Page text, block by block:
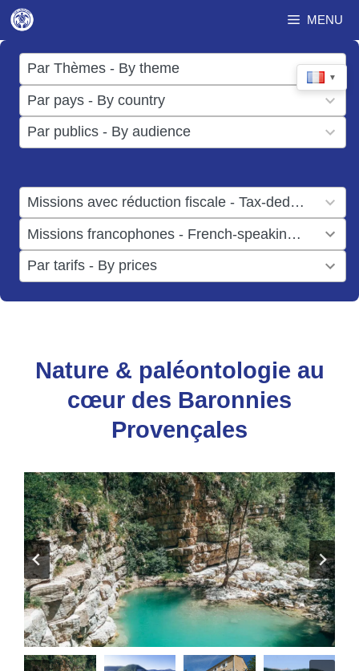
Aller
au
contenu
MENU
▼
Par Thèmes - By theme
17
results
available
Par pays - By country
50
results
available
Par publics - By audience
results
Missions avec réduction fiscale - Tax-deductible missions
result
available
Missions francophones - French-speaking missions
result
available
Par tarifs - By prices
results
available
Nature & paléontologie au
cœur des Baronnies
Provençales